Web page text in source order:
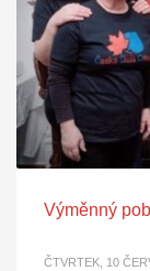
Výměnný
ČTVRTEK, 10